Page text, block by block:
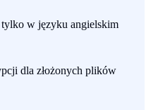
w języku angielskim
dla złożonych plików